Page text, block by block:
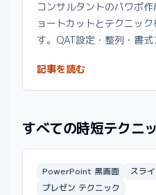
コンサルタントのパワポ
ョートカットとテクニッ
す。QAT設定・整列・書
しました。
記事を読む
すべての時短テクニ
PowerPoint 黒画面
スラ
プレゼン テクニック